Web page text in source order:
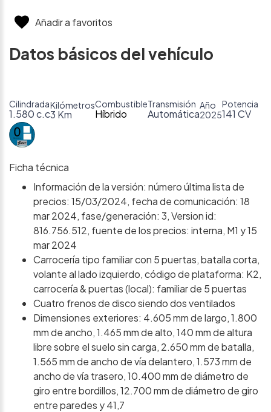
Añadir a favoritos
Datos básicos del vehículo
Cilindrada
1.580 c.c
Kilómetros
3 Km
Combustible
Híbrido
Transmisión
Automática
Año
2025
Potencia
141 CV
Ficha técnica
Información de la versión: número última lista de
precios: 15/03/2024, fecha de comunicación: 18
mar 2024, fase/generación: 3, Version id:
816.756.512, fuente de los precios: interna, M1 y 15
mar 2024
Carrocería tipo familiar con 5 puertas, batalla corta,
volante al lado izquierdo, código de plataforma: K2,
carrocería & puertas (local): familiar de 5 puertas
Cuatro frenos de disco siendo dos ventilados
Dimensiones exteriores: 4.605 mm de largo, 1.800
mm de ancho, 1.465 mm de alto, 140 mm de altura
libre sobre el suelo sin carga, 2.650 mm de batalla,
1.565 mm de ancho de vía delantero, 1.573 mm de
ancho de vía trasero, 10.400 mm de diámetro de
giro entre bordillos, 12.700 mm de diámetro de giro
entre paredes y 41,7